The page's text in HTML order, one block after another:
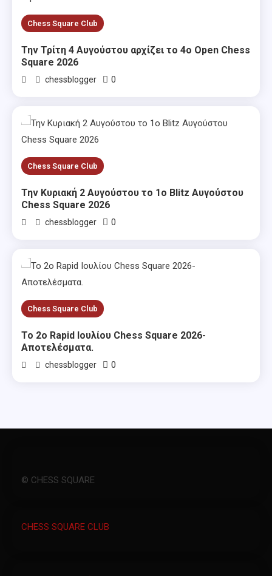
Chess Square Club
Την Τρίτη 4 Αυγούστου αρχίζει το 4ο Open Chess
Square 2026
chessblogger 0
Chess Square Club
Την Κυριακή 2 Αυγούστου το 1ο Blitz Αυγούστου
Chess Square 2026
chessblogger 0
Chess Square Club
Το 2ο Rapid Ιουλίου Chess Square 2026-
Αποτελέσματα.
chessblogger 0
© CHESS SQUARE
CHESS SQUARE CLUB